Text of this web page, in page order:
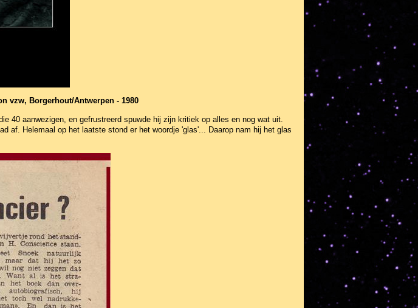
vzw, Borgerhout/Antwerpen - 1980
40 aanwezigen, en gefrustreerd spuwde hij zijn kritiek op alles en nog wat uit.
af. Helemaal op het laatste stond er het woordje 'glas'... Daarop nam hij het glas